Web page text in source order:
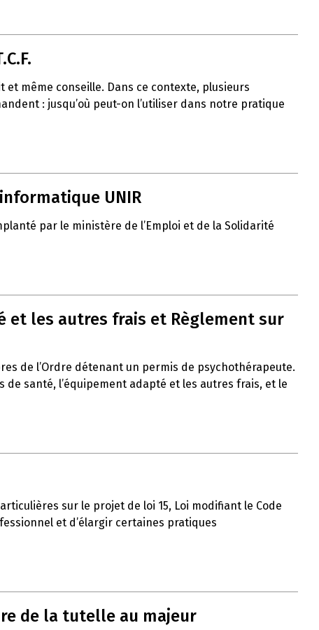
même conseille. Dans ce contexte, plusieurs
: jusqu’où peut-on l’utiliser dans notre pratique
UNIR
par le ministère de l’Emploi et de la Solidarité
et les autres frais et Règlement sur
de l’Ordre détenant un permis de psychothérapeute.
santé, l’équipement adapté et les autres frais, et le
sur le projet de loi 15, Loi modifiant le Code
et d’élargir certaines pratiques
de la tutelle au majeur